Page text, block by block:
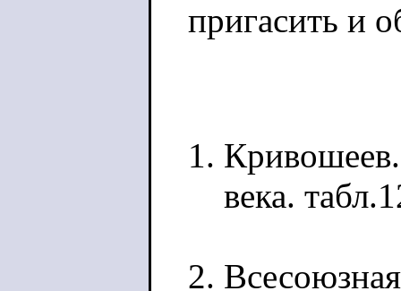
пригасить и
века.